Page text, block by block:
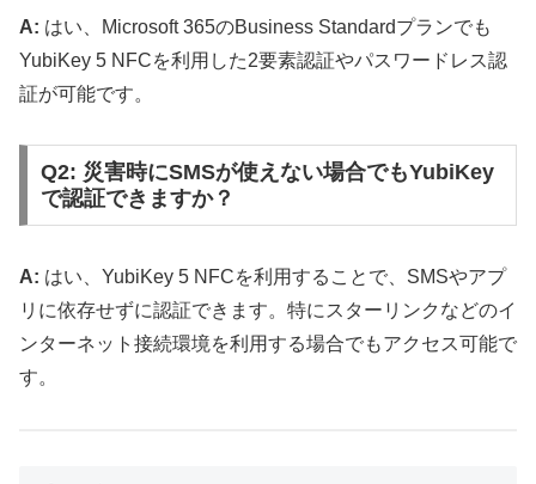
A: はい、Microsoft 365のBusiness Standardプランでも
YubiKey 5 NFCを利用した2要素認証やパスワードレス認
証が可能です。
Q2: 災害時にSMSが使えない場合でもYubiKey
で認証できますか？
A: はい、YubiKey 5 NFCを利用することで、SMSやアプ
リに依存せずに認証できます。特にスターリンクなどのイ
ンターネット接続環境を利用する場合でもアクセス可能で
す。